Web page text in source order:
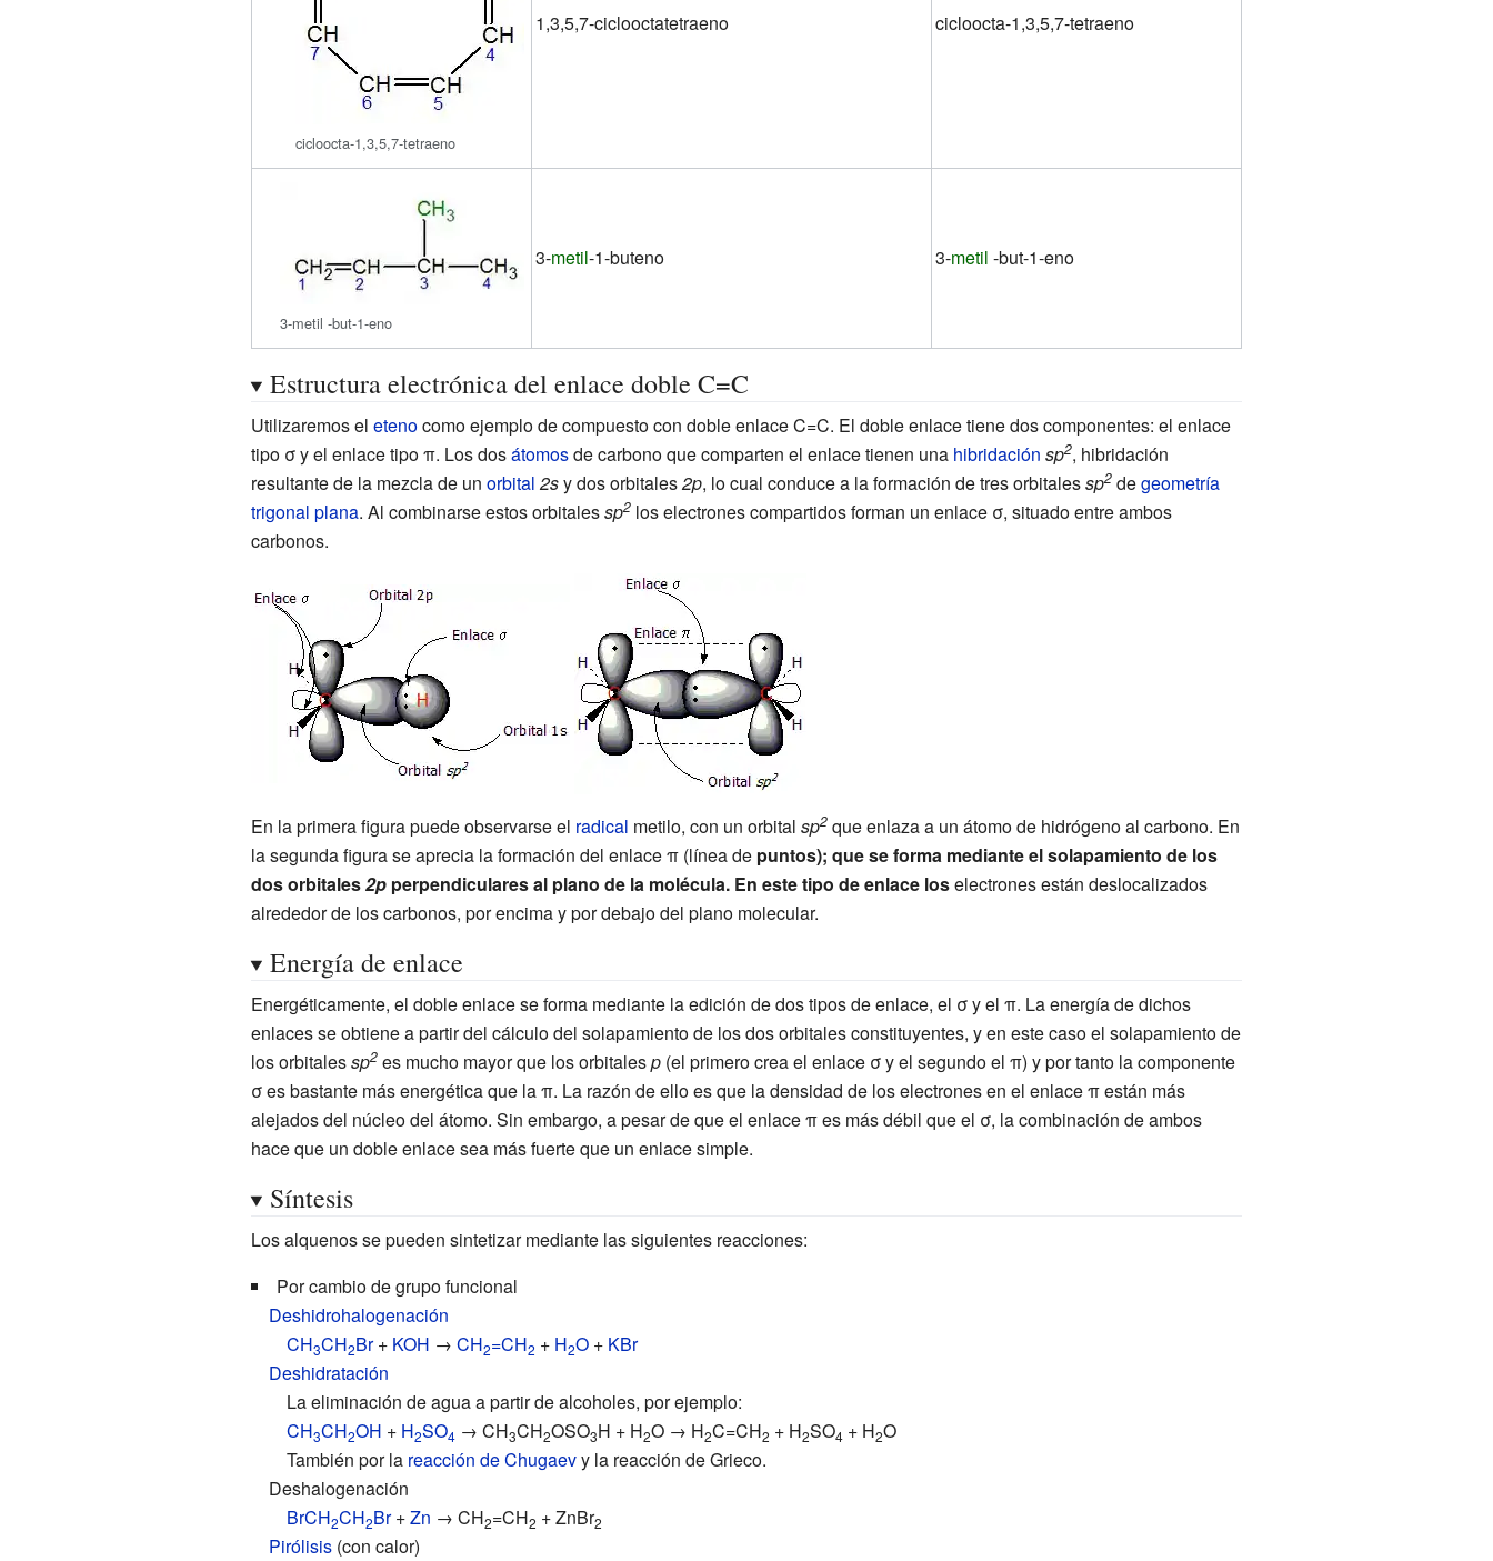
cicloocta-1,3,5,7-tetraeno
1,3,5,7-ciclooctatetraeno cicloocta-1,3,5,7-tetraeno
3-metil -but-1-eno
3-metil-1-buteno 3-metil -but-1-eno
Estructura electrónica del enlace doble C=C
Utilizaremos el etenocomo ejemplo de compuesto con doble enlace C=C. El doble enlace tiene dos componentes: el enlace
tipo σ y el enlace tipo π. Los dosátomosde carbono que comparten el enlace tienen una hibridación sp2, hibridación
resultante de la mezcla de un orbital 2sy dos orbitales2p, lo cual conduce a la formación de tres orbitalessp2degeometría
trigonal plana. Al combinarse estos orbitalessp2los electrones compartidos forman un enlace σ, situado entre ambos
carbonos.
En la primera figura puede observarse el radical metilo, con un orbital sp2que enlaza a un átomo de hidrógeno al carbono. En
la segunda figura se aprecia la formación del enlace π (línea depuntos); que se forma mediante el solapamiento de los
dos orbitales2pperpendiculares al plano de la molécula. En este tipo de enlace loselectrones están deslocalizados
alrededor de los carbonos, por encima y por debajo del plano molecular.
Energía de enlace
Energéticamente, el doble enlace se forma mediante la edición de dos tipos de enlace, el σ y el π. La energía de dichos
enlaces se obtiene a partir del cálculo del solapamiento de los dos orbitales constituyentes, y en este caso el solapamiento de
los orbitalessp2es mucho mayor que los orbitalesp(el primero crea el enlace σ y el segundo el π) y por tanto la componente
σ es bastante más energética que la π. La razón de ello es que la densidad de los electrones en el enlace π están más
alejados del núcleo del átomo. Sin embargo, a pesar de que el enlace π es más débil que el σ, la combinación de ambos
hace que un doble enlace sea más fuerte que un enlace simple.
Síntesis
Los alquenos se pueden sintetizar mediante las siguientes reacciones:
Por cambio de grupo funcional
Deshidrohalogenación
CH3CH2Br+ KOH → CH2=CH2 + H2O+ KBr
Deshidratación
La eliminación de agua a partir de alcoholes, por ejemplo:
CH3CH2OH + H2SO4 → CH3CH2OSO3H + H2O → H2C=CH2 + H2SO4 + H2O
También por la reacción de Chugaevy la reacción de Grieco.
Deshalogenación
BrCH2CH2Br+Zn → CH2=CH2 + ZnBr2
Pirólisis(con calor)